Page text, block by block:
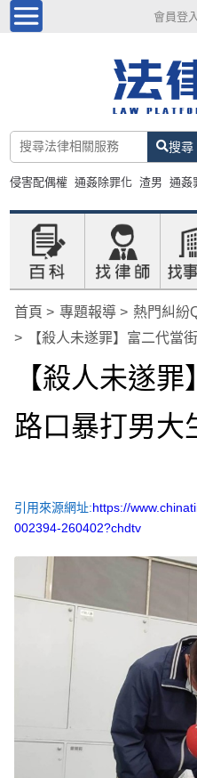
會員登入
搜尋
侵害配偶權 通姦除罪化 渣男 通姦
首頁 專題報導
熱門糾紛
【殺人未遂罪】富二代當
【殺人未遂
路口暴打男大
引用來源網址:https://
002394-260402?chdtv